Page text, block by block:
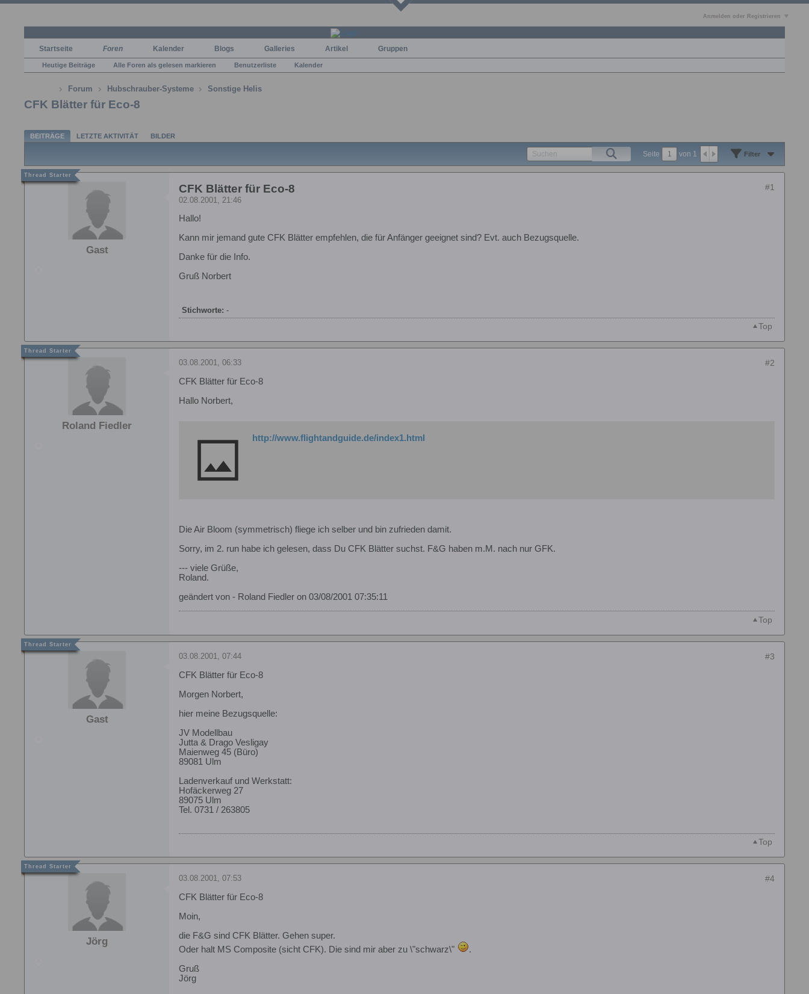
Anmelden oder Registrieren
Startseite Foren Kalender Blogs Galleries Artikel Gruppen
Heutige Beiträge Alle Foren als gelesen markieren Benutzerliste Kalender
Forum Hubschrauber-Systeme Sonstige Helis
CFK Blätter für Eco-8
BEITRÄGE LETZTE AKTIVITÄT BILDER
Seite von 1 Filter
Gast
#1
CFK Blätter für Eco-8
02.08.2001, 21:46
Hallo!
Kann mir jemand gute CFK Blätter empfehlen, die für Anfänger geeignet sind? Evt. auch Bezugsquelle.
Danke für die Info.
Gruß Norbert
Stichworte: -
Top
Roland Fiedler
#2
03.08.2001, 06:33
CFK Blätter für Eco-8
Hallo Norbert,
http://www.flightandguide.de/index1.html
Die Air Bloom (symmetrisch) fliege ich selber und bin zufrieden damit.
Sorry, im 2. run habe ich gelesen, dass Du CFK Blätter suchst. F&G haben m.M. nach nur GFK.
--- viele Grüße,
Roland.
geändert von - Roland Fiedler on 03/08/2001 07:35:11
Top
Gast
#3
03.08.2001, 07:44
CFK Blätter für Eco-8
Morgen Norbert,
hier meine Bezugsquelle:
JV Modellbau
Jutta & Drago Vesligay
Maienweg 45 (Büro)
89081 Ulm
Ladenverkauf und Werkstatt:
Hofäckerweg 27
89075 Ulm
Tel. 0731 / 263805
Top
Jörg
#4
03.08.2001, 07:53
CFK Blätter für Eco-8
Moin,
die F&G sind CFK Blätter. Gehen super.
Oder halt MS Composite (sicht CFK). Die sind mir aber zu \"schwarz\"
.
Gruß
Jörg